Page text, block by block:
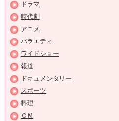
ドラマ
時代劇
アニメ
バラエティ
ワイドショー
報道
ドキュメンタリー
スポーツ
料理
ＣＭ